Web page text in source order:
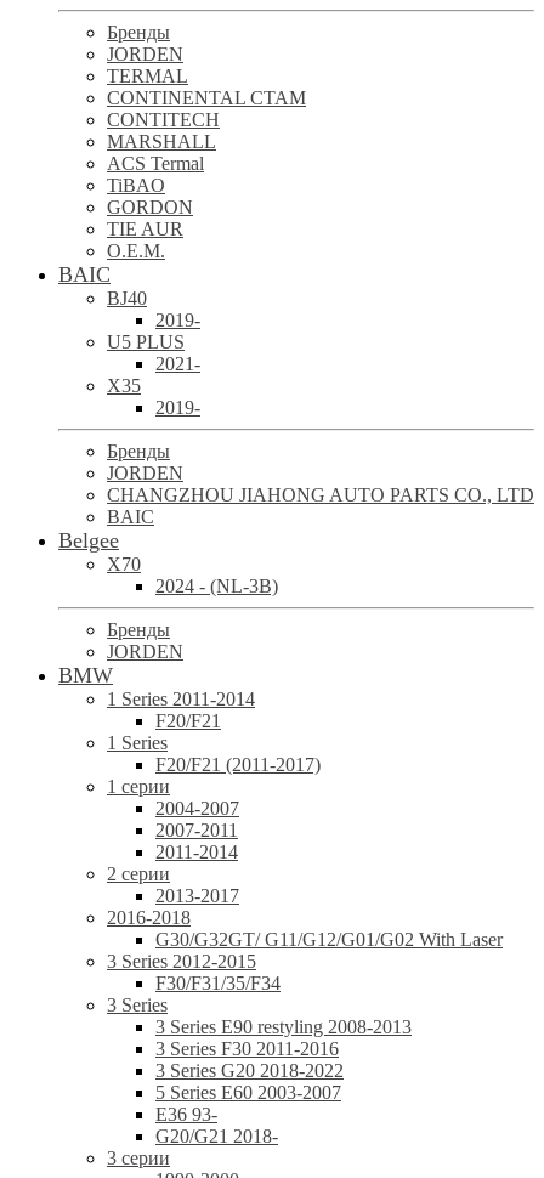
Бренды
JORDEN
TERMAL
CONTINENTAL CTAM
CONTITECH
MARSHALL
ACS Termal
TiBAO
GORDON
TIE AUR
O.E.M.
BAIC
BJ40
2019-
U5 PLUS
2021-
X35
2019-
Бренды
JORDEN
CHANGZHOU JIAHONG AUTO PARTS CO., LTD
BAIC
Belgee
X70
2024 - (NL-3B)
Бренды
JORDEN
BMW
1 Series 2011-2014
F20/F21
1 Series
F20/F21 (2011-2017)
1 серии
2004-2007
2007-2011
2011-2014
2 серии
2013-2017
2016-2018
G30/G32GT/ G11/G12/G01/G02 With Laser
3 Series 2012-2015
F30/F31/35/F34
3 Series
3 Series E90 restyling 2008-2013
3 Series F30 2011-2016
3 Series G20 2018-2022
5 Series E60 2003-2007
E36 93-
G20/G21 2018-
3 серии